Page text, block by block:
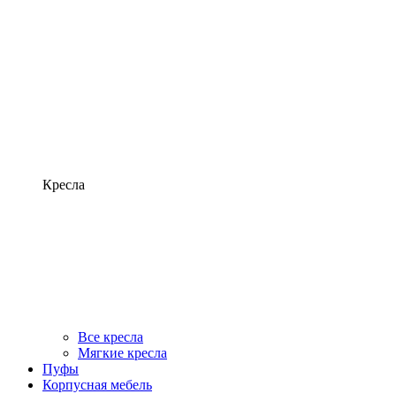
Кресла
Все кресла
Мягкие кресла
Пуфы
Корпусная мебель